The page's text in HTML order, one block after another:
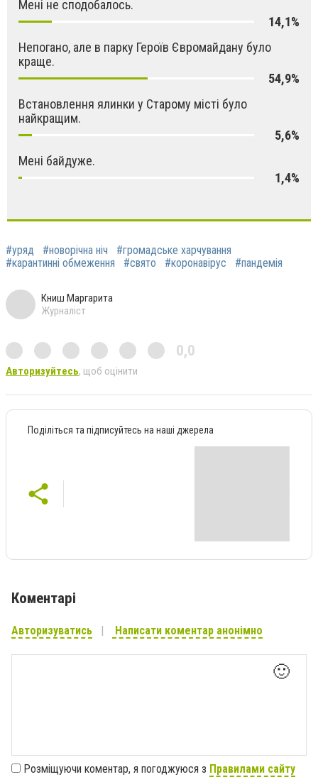
Мені не сподобалось.
14,1%
Непогано, але в парку Героїв Євромайдану було
краще.
54,9%
Встановлення ялинки у Старому місті було
найкращим.
5,6%
Мені байдуже.
1,4%
#уряд #новорічна ніч
#громадське харчування
#карантинні обмеження
#свято #коронавірус #пандемія
Книш Маргарита
Журналіст
0,0
Авторизуйтесь, щоб оцінити
Поділіться та підписуйтесь на наші джерела
Коментарі
Авторизуватись Написати коментар анонімно
🙂
Розміщуючи коментар, я погоджуюся з Правилами сайту